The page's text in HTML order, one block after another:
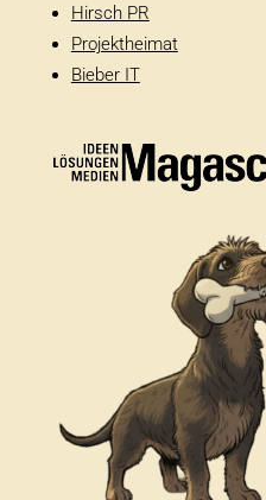
Hirsch PR
Projektheimat
Bieber IT